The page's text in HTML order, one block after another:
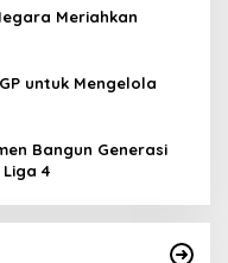
Meriahkan
untuk Mengelola
Bangun Generasi
4